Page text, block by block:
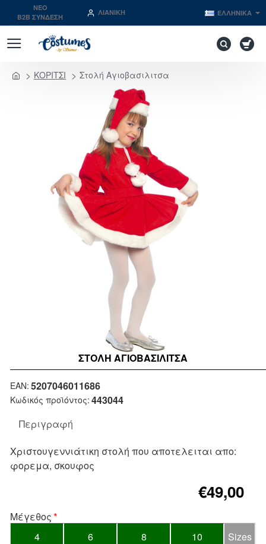
NEO
B2B ΣΥΝΔΕΣΗ
ΛΙΑΝΙΚΉ ΕΛΛΗΝΙΚΆ
ΚΟΡΙΤΣΙ Στολή Αγιοβασιλιτσα
ΣΤΟΛΉ ΑΓΙΟΒΑΣΙΛΙΤΣΑ
Περιγραφή
Χριστουγεννιάτικη στολή που αποτελειται απο:
φορεμα, σκουφος
Κωδικός προϊόντος: 443044
EAN: 5207046011686
€49,00
Μέγεθος
4
6 8 10 Sizes